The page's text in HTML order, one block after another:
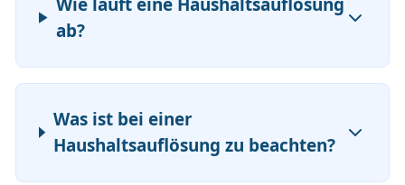
ab?
Was ist bei einer
Haushaltsauflösung zu beachten?